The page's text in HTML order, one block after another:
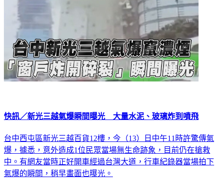
快訊／新光三越氣爆瞬間曝光 大量水泥、玻璃炸到噴飛
台中西屯區新光三越百貨12樓，今（13）日中午11時許驚傳氣
爆，據悉，意外造成1位民眾當場無生命跡象，目前仍在搶救
中。有網友當時正好開車經過台灣大道，行車紀錄器當場拍下
氣爆的瞬間，稍早畫面也曝光。